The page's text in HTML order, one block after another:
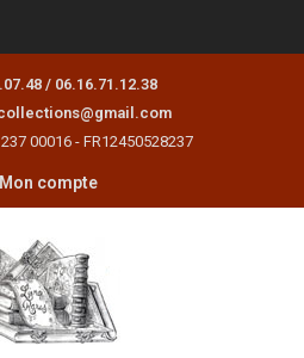
/ 06.16.71.12.38
00016 - FR12450528237
Mon compte